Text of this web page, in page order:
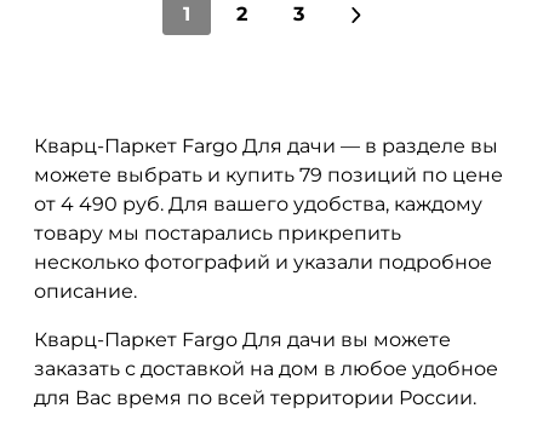
1 2 3
Кварц-Паркет Fargo Для дачи — в разделе вы
можете выбрать и купить 79 позиций по цене
от 4 490 руб. Для вашего удобства, каждому
товару мы постарались прикрепить
несколько фотографий и указали подробное
описание.
Кварц-Паркет Fargo Для дачи вы можете
заказать с доставкой на дом в любое удобное
для Вас время по всей территории России.